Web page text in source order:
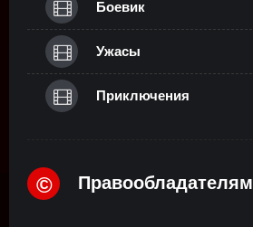
Боевик
Ужасы
Приключения
© Правообладателям